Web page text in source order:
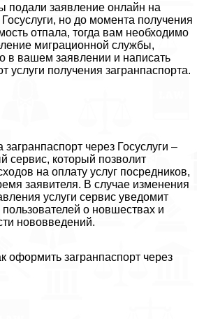
подали заявление онлайн на
но до момента получения
отпала, тогда вам необходимо
миграционной службы,
в вашем заявлении и написать
услуги получения загранпаспорта.
через Госуслуги –
сервис, который позволит
на оплату услуг посредников,
заявителя. В случае изменения
услуги сервис уведомит
о новшествах и
нововведений.
оформить загранпаспорт через